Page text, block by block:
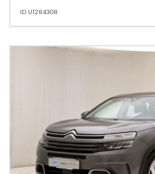
ID U1284308